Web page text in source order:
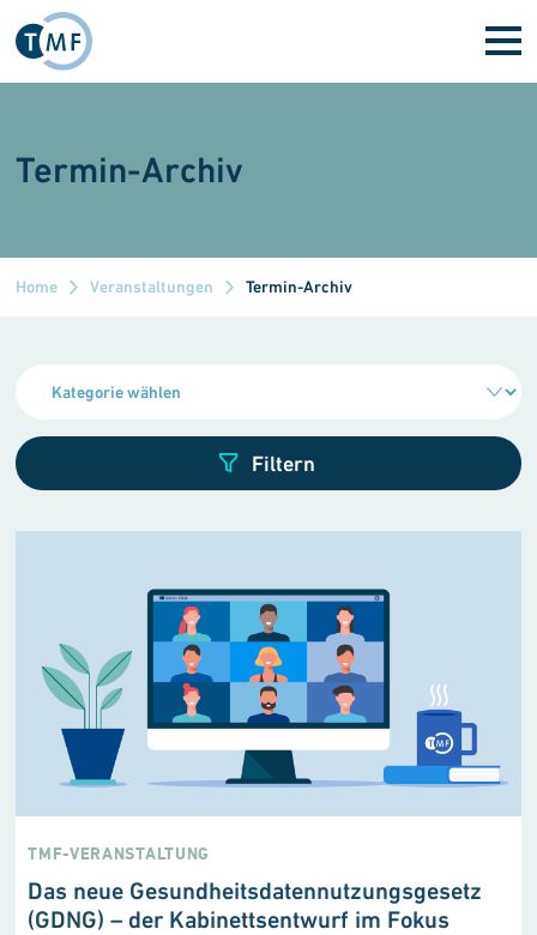
Direkt zum Inhalt
Termin-Archiv
Home Veranstaltungen Termin-Archiv
TMF-VERANSTALTUNG
Das neue Gesundheitsdatennutzungsgesetz
(GDNG) – der Kabinettsentwurf im Fokus